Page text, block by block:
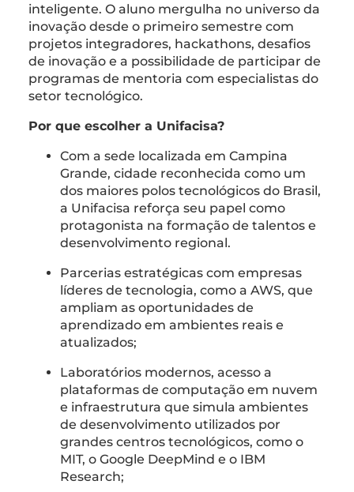
inteligente. O aluno mergulha no universo da
inovação desde o primeiro semestre com
projetos integradores, hackathons, desafios
de inovação e a possibilidade de participar de
programas de mentoria com especialistas do
setor tecnológico.
Por que escolher a Unifacisa?
Com a sede localizada em Campina
Grande, cidade reconhecida como um
dos maiores polos tecnológicos do Brasil,
a Unifacisa reforça seu papel como
protagonista na formação de talentos e
desenvolvimento regional.
Parcerias estratégicas com empresas
líderes de tecnologia, como a AWS, que
ampliam as oportunidades de
aprendizado em ambientes reais e
atualizados;
Laboratórios modernos, acesso a
plataformas de computação em nuvem
e infraestrutura que simula ambientes
de desenvolvimento utilizados por
grandes centros tecnológicos, como o
MIT, o Google DeepMind e o IBM
Research;